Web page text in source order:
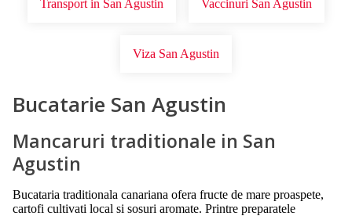
Transport in San Agustin Vaccinuri San Agustin
Viza San Agustin
Bucatarie San Agustin
Mancaruri traditionale in San
Agustin
Bucataria traditionala canariana ofera fructe de mare proaspete,
cartofi cultivati local si sosuri aromate. Printre preparatele